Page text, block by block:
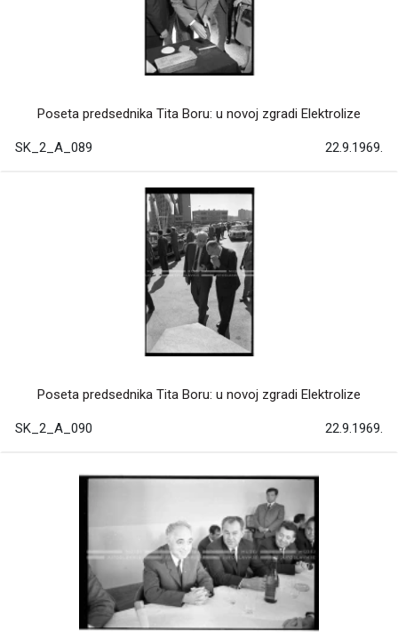
Poseta predsednika Tita Boru: u novoj zgradi Elektrolize
SK_2_A_089 22.9.1969.
Poseta predsednika Tita Boru: u novoj zgradi Elektrolize
SK_2_A_090 22.9.1969.